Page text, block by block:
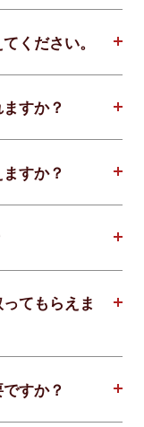
ください。
すか？
すか？
てもらえま
すか？